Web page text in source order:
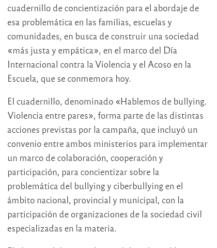
cuadernillo de concientización para el abordaje de
esa problemática en las familias, escuelas y
comunidades, en busca de construir una sociedad
«más justa y empática», en el marco del Día
Internacional contra la Violencia y el Acoso en la
Escuela, que se conmemora hoy.
El cuadernillo, denominado «Hablemos de bullying.
Violencia entre pares», forma parte de las distintas
acciones previstas por la campaña, que incluyó un
convenio entre ambos ministerios para implementar
un marco de colaboración, cooperación y
participación, para concientizar sobre la
problemática del bullying y ciberbullying en el
ámbito nacional, provincial y municipal, con la
participación de organizaciones de la sociedad civil
especializadas en la materia.